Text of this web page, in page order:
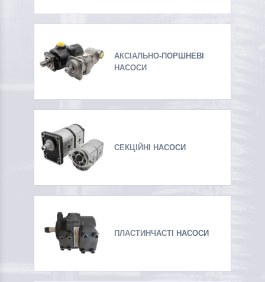
АКСІАЛЬНО-ПОРШНЕВІ
НАСОСИ
СЕКЦІЙНІ НАСОСИ
ПЛАСТИНЧАСТІ НАСОСИ